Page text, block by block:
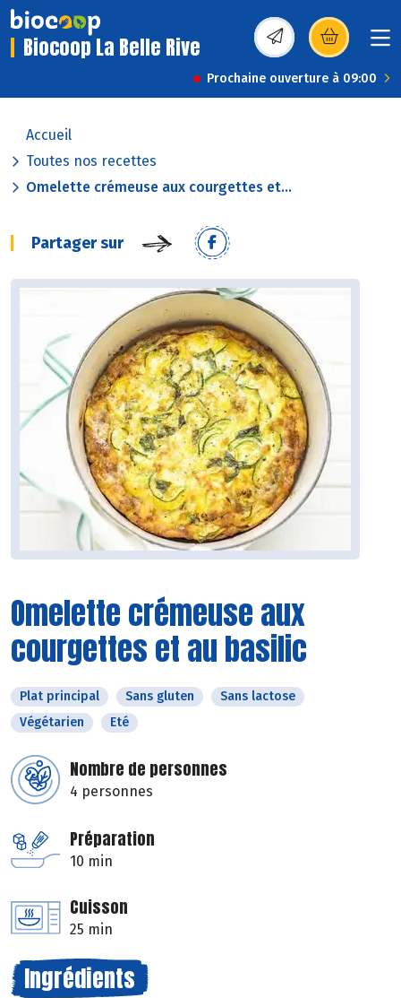
Biocoop La Belle Rive (s’ouvre dans une
Prochaine ouverture à 09:00
Accueil
Toutes nos recettes
Omelette crémeuse aux courgettes et...
Partager sur
Omelette crémeuse aux
courgettes et au basilic
Plat principal Sans gluten
Sans lactose
Végétarien
Eté
Nombre de personnes
4 personnes
Préparation
10 min
Cuisson
25 min
Ingrédients